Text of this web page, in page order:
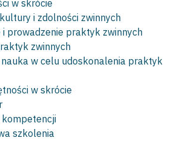
w skrócie
i zdolności zwinnych
i prowadzenie praktyk zwinnych
zwinnych
nauka w celu udoskonalenia praktyk
w skrócie
kompetencji
szkolenia